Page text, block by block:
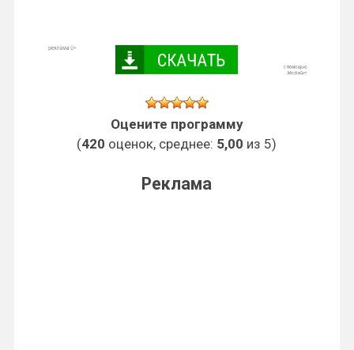
Оцените программу
(420 оценок, среднее: 5,00 из 5)
Реклама